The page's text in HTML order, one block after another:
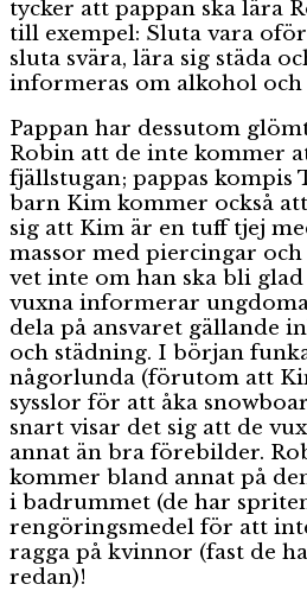
tycker att pappan ska lära
till exempel: Sluta vara
sluta svära, lära sig städa
informeras om alkohol
Pappan har dessutom
Robin att de inte kommer
fjällstugan; pappas kompis
barn Kim kommer också
sig att Kim är en tuff tjej
massor med piercingar
vet inte om han ska bli
vuxna informerar
dela på ansvaret gällande
och städning. I början
någorlunda (förutom att
sysslor för att åka
snart visar det sig att de
annat än bra förebilder.
kommer bland annat på
i badrummet (de har
rengöringsmedel för att
ragga på kvinnor (fast de
redan)!